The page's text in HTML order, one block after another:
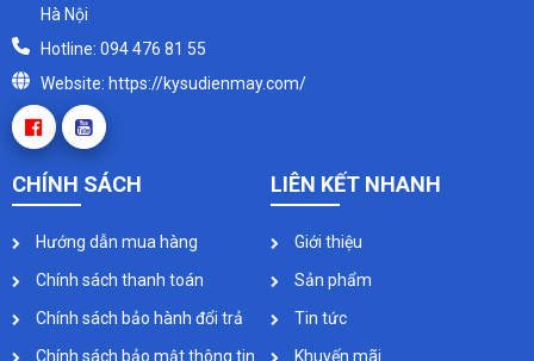
Hà Nội
Hotline: 094 476 81 55
Website: https://kysudienmay.com/
CHÍNH SÁCH
Hướng dẫn mua hàng
Chính sách thanh toán
Chính sách bảo hành đổi trả
Chính sách bảo mật thông tin
LIÊN KẾT NHANH
Giới thiệu
Sản phẩm
Tin tức
Khuyến mãi